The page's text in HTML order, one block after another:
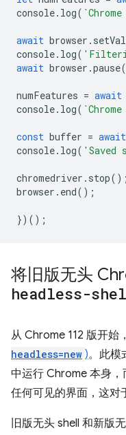
console. log(
await browser .
console. log(
await browser .pause(
numFeatures = await
console. log(
const buffer = await
console. log( 'Saved
chromedriver . stop();
browser . end();
})();
将旧版无头
headless-
从 Chrome 112 版开始，
headless=new )。此模
中运行 Chrome 本身
任何可见的界面，这对
旧版无头 shell 和新版